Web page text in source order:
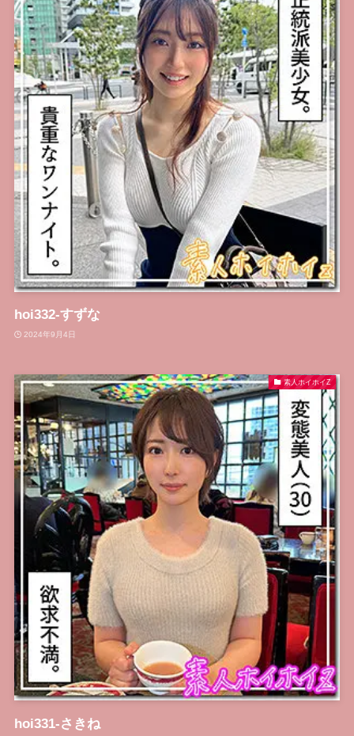
hoi332-すずな
2024年9月4日
素人ホイホイZ
hoi331-さきね